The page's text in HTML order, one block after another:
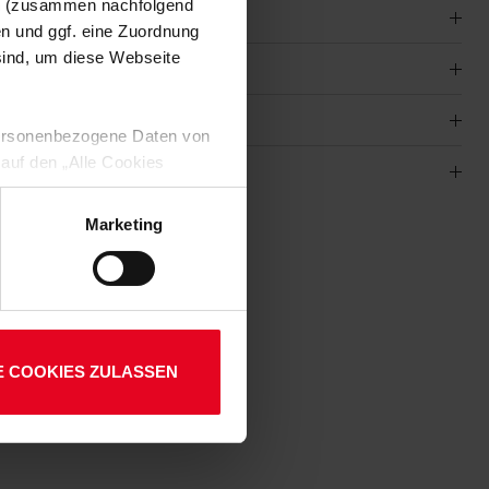
nachfolgend
und ggf. eine Zuordnung
um diese Webseite
Daten von
den „Alle Cookies
Verarbeitung Ihrer
Art. 6 Abs. 1 lit. a DSGVO
Ihre etwaig erteilten
Marketing
COOKIES ZULASSEN